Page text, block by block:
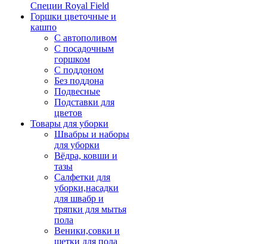
Специи Royal Field
Горшки цветочные и
кашпо
С автополивом
С посадочным
горшком
С поддоном
Без поддона
Подвесные
Подставки для
цветов
Товары для уборки
Швабры и наборы
для уборки
Вёдра, ковши и
тазы
Салфетки для
уборки,насадки
для швабр и
тряпки для мытья
пола
Веники,совки и
щетки для пола